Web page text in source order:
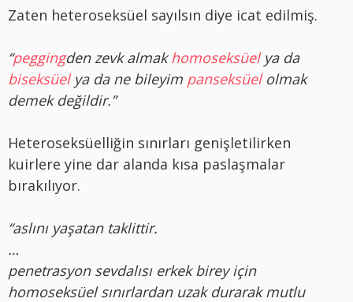
Zaten heteroseksüel sayılsın diye icat edilmiş.
“peggingden zevk almakhomoseksüelya da
biseksüelya da ne bileyim panseksüelolmak
demek değildir.”
Heteroseksüelliğin sınırları genişletilirken
kuirlere yine dar alanda kısa paslaşmalar
bırakılıyor.
“aslını yaşatan taklittir.
…
penetrasyon sevdalısı erkek birey için
homoseksüel sınırlardan uzak durarak mutlu